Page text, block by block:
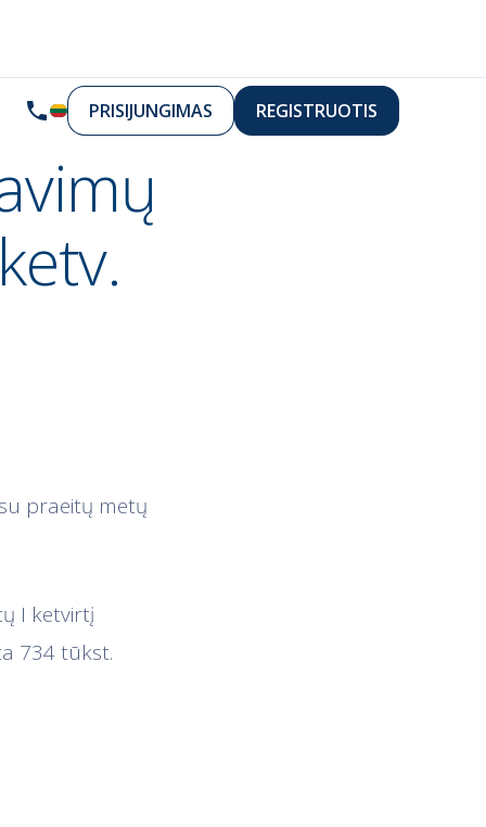
PRISIJUNGIMAS REGISTRUOTIS
praeitų metų
I ketvirtį
734 tūkst.